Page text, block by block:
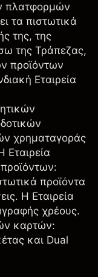
πλατφορμών
τα πιστωτικά
της, της
της Τράπεζας,
προϊόντων
Εταιρεία
χρηματαγοράς
Εταιρεία
προϊόντα
Η Εταιρεία
χρέους.
καρτών:
και Dual